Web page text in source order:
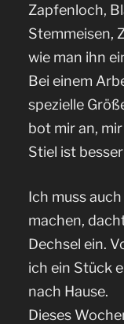
Zapfenloch,
Stemmeisen,
wie man ihn
Bei einem
spezielle
bot mir an,
Stiel ist
Ich muss
machen,
Dechsel ein.
ich ein Stück
nach Hause.
Dieses